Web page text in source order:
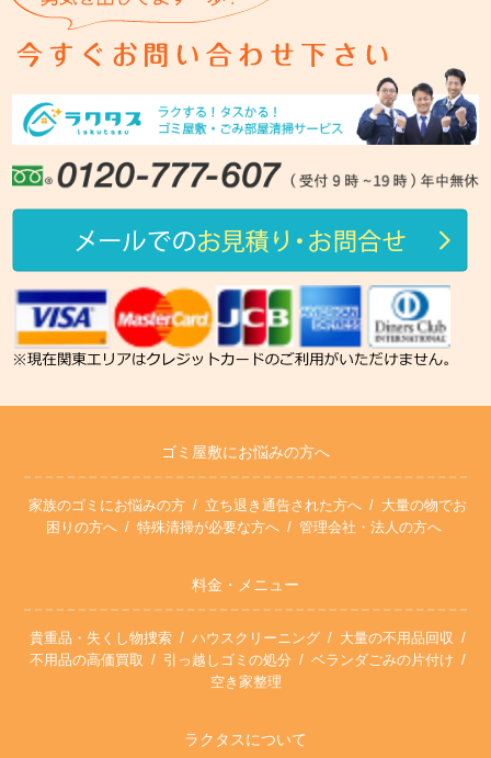
ゴミ屋敷にお悩みの方へ
家族のゴミにお悩みの方 立ち退き通告された方へ
大量の物でお
困りの方へ
特殊清掃が必要な方へ 管理会社・法人の方へ
料金・メニュー
貴重品・失くし物捜索 ハウスクリーニング
大量の不用品回収
不用品の高価買取
引っ越しゴミの処分
ベランダごみの片付け
空き家整理
ラクタスについて